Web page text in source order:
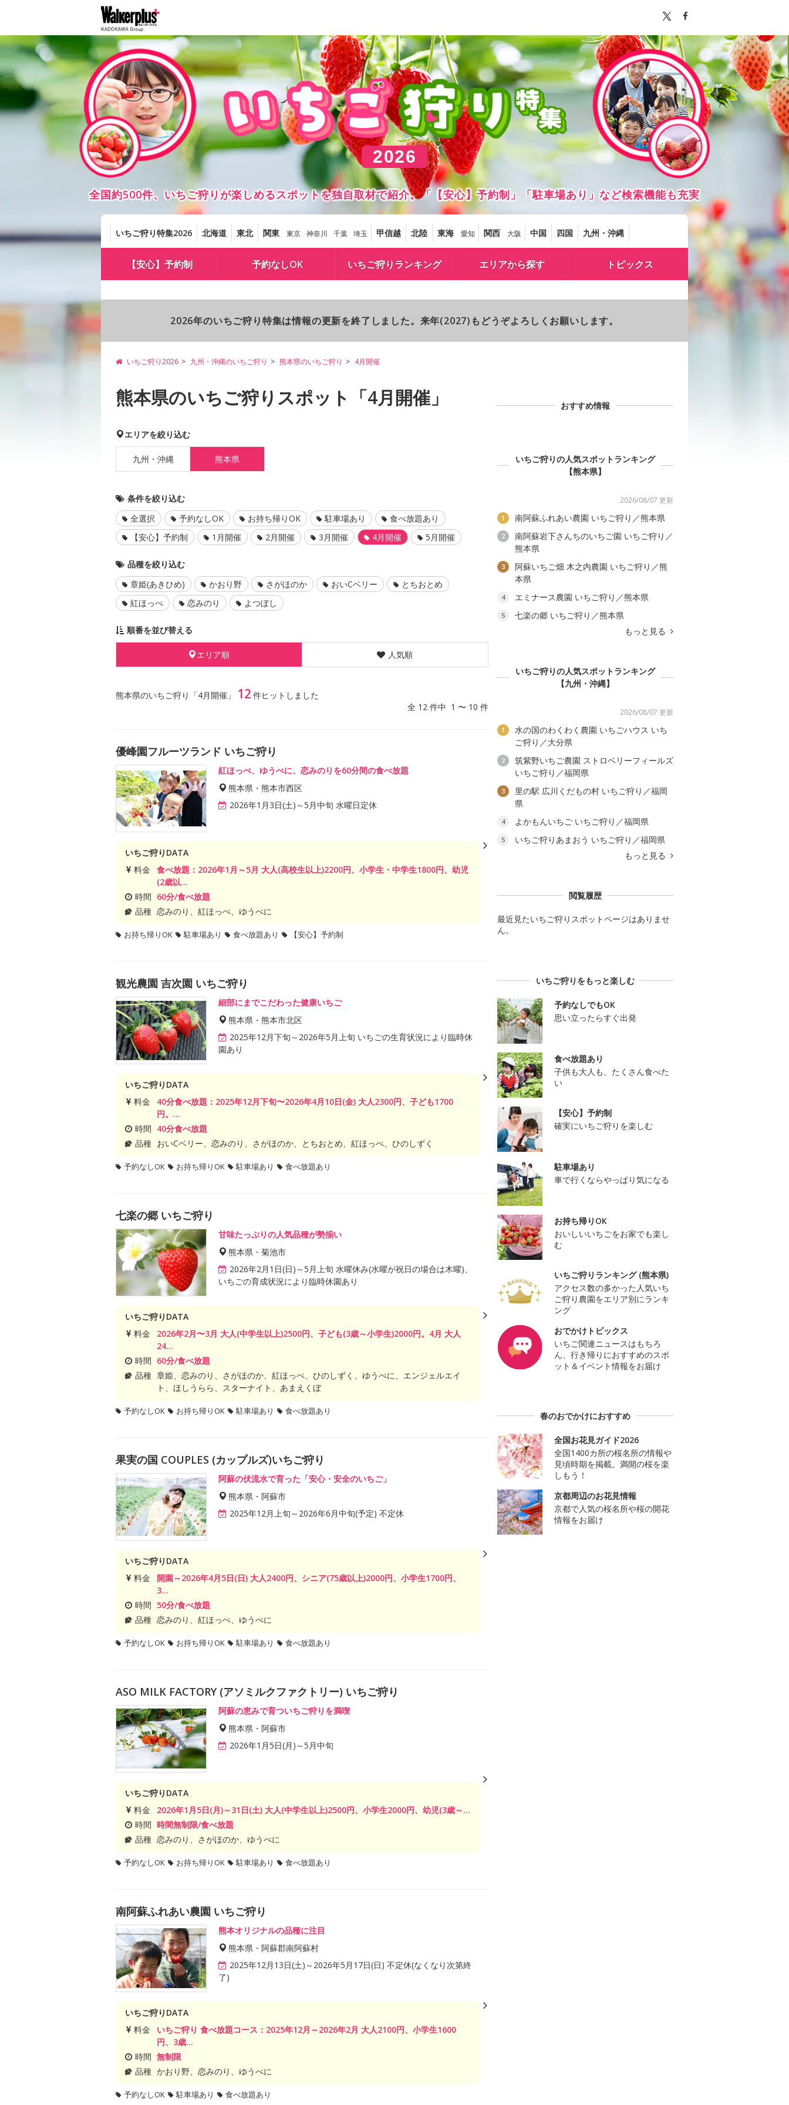
2026
全国約500件、いちご狩りが楽しめるスポットを独自取材で紹介。「【安心】予約制」「駐車場あり」など検索機能も充実
いちご狩り特集2026 北海道 東北 関東 東京 神奈川 千葉 埼玉 甲信越 北陸 東海 愛知 関西 大阪 中国 四国 九州・沖縄
【安心】予約制 予約なしOK いちご狩りランキング エリアから探す トピックス
2026年のいちご狩り特集は情報の更新を終了しました。来年(2027)もどうぞよろしくお願いします。
いちご狩り2026 九州・沖縄のいちご狩り 熊本県のいちご狩り 4月開催
熊本県のいちご狩りスポット「4月開催」
エリアを絞り込む
九州・沖縄 熊本県
条件を絞り込む
全選択
予約なしOK お持ち帰りOK 駐車場あり
食べ放題あり
【安心】予約制
1月開催 2月開催 3月開催 4月開催 5月開催
品種を絞り込む
章姫(あきひめ)
かおり野 さがほのか おいCベリー
とちおとめ
紅ほっぺ
恋みのり よつぼし
順番を並び替える
エリア順 人気順
熊本県のいちご狩り「4月開催」 12 件ヒットしました
全 12 件中 1 〜 10 件
優峰園フルーツランド いちご狩り
紅ほっぺ、ゆうべに、恋みのりを60分間の食べ放題
熊本県・熊本市西区
2026年1月3日(土)～5月中旬 水曜日定休
いちご狩りDATA
料金
食べ放題：2026年1月～5月 大人(高校生以上)2200円、小学生・中学生1800円、幼児
(2歳以...
時間 60分/食べ放題
品種 恋みのり、紅ほっぺ、ゆうべに
お持ち帰りOK 駐車場あり 食べ放題あり 【安心】予約制
観光農園 吉次園 いちご狩り
細部にまでこだわった健康いちご
熊本県・熊本市北区
2025年12月下旬～2026年5月上旬 いちごの生育状況により臨時休
園あり
いちご狩りDATA
料金
40分食べ放題：2025年12月下旬〜2026年4月10日(金) 大人2300円、子ども1700
円。...
時間 40分食べ放題
品種 おいCベリー、恋みのり、さがほのか、とちおとめ、紅ほっぺ、ひのしずく
予約なしOK お持ち帰りOK 駐車場あり 食べ放題あり
七楽の郷 いちご狩り
甘味たっぷりの人気品種が勢揃い
熊本県・菊池市
2026年2月1日(日)～5月上旬 水曜休み(水曜が祝日の場合は木曜)、
いちごの育成状況により臨時休園あり
いちご狩りDATA
料金
2026年2月〜3月 大人(中学生以上)2500円、子ども(3歳～小学生)2000円。4月 大人
24...
時間 60分/食べ放題
品種 章姫、恋みのり、さがほのか、紅ほっぺ、ひのしずく、ゆうべに、エンジェルエイ
ト、ほしうらら、スターナイト、あまえくぼ
予約なしOK お持ち帰りOK 駐車場あり 食べ放題あり
果実の国 COUPLES (カップルズ)いちご狩り
阿蘇の伏流水で育った「安心・安全のいちご」
熊本県・阿蘇市
2025年12月上旬～2026年6月中旬(予定) 不定休
いちご狩りDATA
料金
開園～2026年4月5日(日) 大人2400円、シニア(75歳以上)2000円、小学生1700円、
3...
時間 50分/食べ放題
品種 恋みのり、紅ほっぺ、ゆうべに
予約なしOK お持ち帰りOK 駐車場あり 食べ放題あり
ASO MILK FACTORY (アソミルクファクトリー) いちご狩り
阿蘇の恵みで育ついちご狩りを満喫
熊本県・阿蘇市
2026年1月5日(月)～5月中旬
いちご狩りDATA
料金
2026年1月5日(月)～31日(土) 大人(中学生以上)2500円、小学生2000円、幼児(3歳～...
時間 時間無制限/食べ放題
品種 恋みのり、さがほのか、ゆうべに
予約なしOK お持ち帰りOK 駐車場あり 食べ放題あり
南阿蘇ふれあい農園 いちご狩り
熊本オリジナルの品種に注目
熊本県・阿蘇郡南阿蘇村
2025年12月13日(土)～2026年5月17日(日) 不定休(なくなり次第終
了)
いちご狩りDATA
料金
いちご狩り 食べ放題コース：2025年12月～2026年2月 大人2100円、小学生1600
円、3歳...
時間 無制限
品種 かおり野、恋みのり、ゆうべに
予約なしOK 駐車場あり 食べ放題あり
おすすめ情報
いちご狩りの人気スポットランキング
【熊本県】
2026/08/07 更新
1 南阿蘇ふれあい農園 いちご狩り／熊本県
2
南阿蘇岩下さんちのいちご園 いちご狩り／
熊本県
3
阿蘇いちご畑 木之内農園 いちご狩り／熊
本県
4 エミナース農園 いちご狩り／熊本県
5
七楽の郷 いちご狩り／熊本県
もっと見る
いちご狩りの人気スポットランキング
【九州・沖縄】
2026/08/07 更新
1
水の国のわくわく農園 いちごハウス いち
ご狩り／大分県
2
筑紫野いちご農園 ストロベリーフィールズ
いちご狩り／福岡県
3
里の駅 広川くだもの村 いちご狩り／福岡
県
4 よかもんいちご いちご狩り／福岡県
5
いちご狩りあまおう いちご狩り／福岡県
もっと見る
閲覧履歴
最近見たいちご狩りスポットページはありませ
ん。
いちご狩りをもっと楽しむ
予約なしでもOK
思い立ったらすぐ出発
食べ放題あり
子供も大人も、たくさん食べた
い
【安心】予約制
確実にいちご狩りを楽しむ
駐車場あり
車で行くならやっぱり気になる
お持ち帰りOK
おいしいいちごをお家でも楽し
む
いちご狩りランキング (熊本県)
アクセス数の多かった人気いち
ご狩り農園をエリア別にランキ
ング
おでかけトピックス
いちご関連ニュースはもちろ
ん、行き帰りにおすすめのスポ
ット＆イベント情報をお届け
春のおでかけにおすすめ
全国お花見ガイド2026
全国1400カ所の桜名所の情報や
見頃時期を掲載。満開の桜を楽
しもう！
京都周辺のお花見情報
京都で人気の桜名所や桜の開花
情報をお届け